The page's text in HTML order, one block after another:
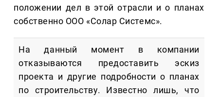
положении дел в этой отрасли и о планах
собственно ООО «Солар Системс».
На данный момент в компании
отказываются предоставить эскиз
проекта и другие подробности о планах
по строительству. Известно лишь, что